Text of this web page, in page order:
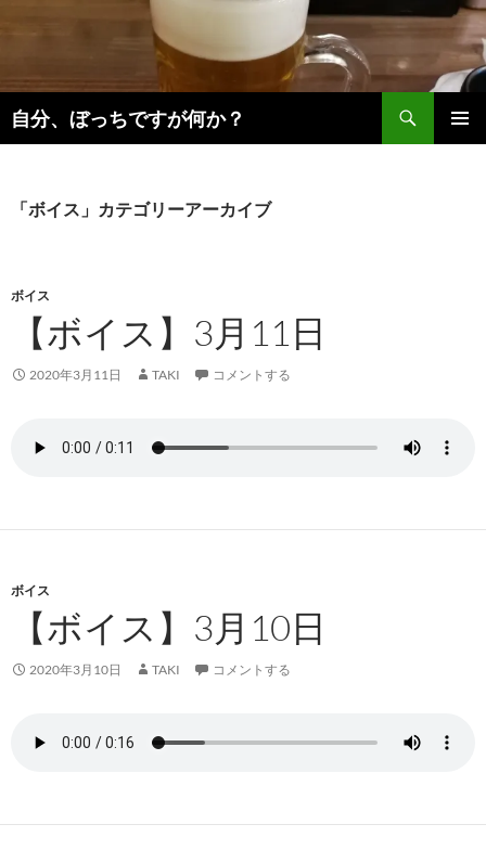
ン
ツ
へ
自分、ぼっちですが何か？
検
索
「ボイス」カテゴリーアーカイブ
ボイス
【ボイス】3月11日
2020年3月11日 TAKI コメントする
ボイス
【ボイス】3月10日
2020年3月10日 TAKI コメントする